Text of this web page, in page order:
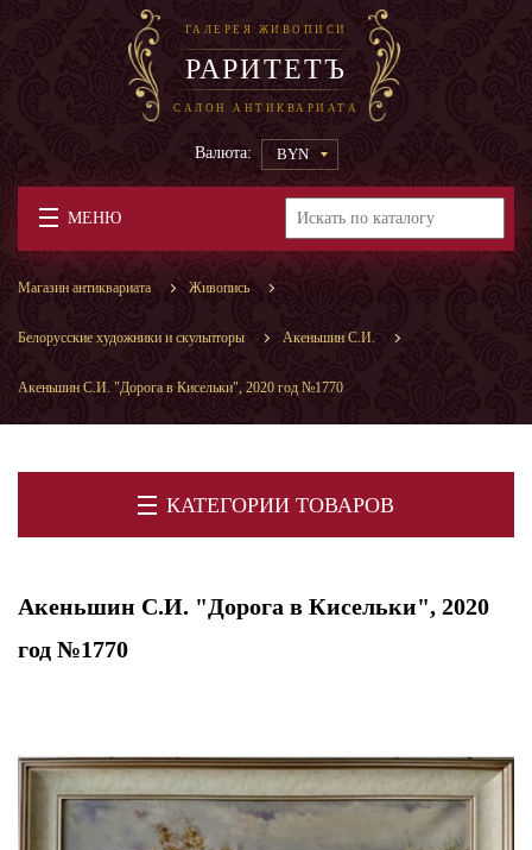
ГАЛЕРЕЯ ЖИВОПИСИ
РАРИТЕТЪ
САЛОН АНТИКВАРИАТА
Валюта: BYN
МЕНЮ
Магазин антиквариата Живопись
Белорусские художники и скульпторы Акеньшин С.И.
Акеньшин С.И. "Дорога в Кисельки", 2020 год №1770
КАТЕГОРИИ ТОВАРОВ
Акеньшин С.И. "Дорога в Кисельки", 2020
год №1770